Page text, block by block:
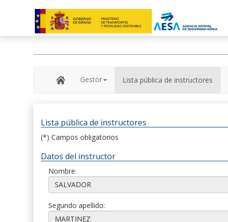
Gestor Lista pública de instructores
Lista pública de instructores
(*) Campos obligatorios
Datos del instructor
Nombre:
Segundo apellido: